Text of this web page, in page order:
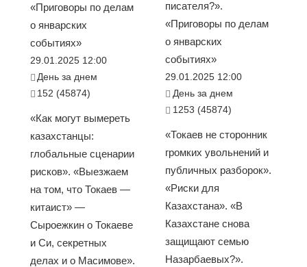
«Приговоры по делам
о январских
событиях»
29.01.2025 12:00
День за днем
152 (45874)
«Как могут вымереть
казахстанцы:
глобальные сценарии
рисков». «Выезжаем
на том, что Токаев —
китаист» —
Сыроежкин о Токаеве
и Си, секретных
делах и о Масимове».
писателя?».
«Приговоры по делам
о январских
событиях»
29.01.2025 12:00
День за днем
1253 (45874)
«Токаев не сторонник
громких увольнений и
публичных разборок».
«Риски для
Казахстана». «В
Казахстане снова
защищают семью
Назарбаевых?».